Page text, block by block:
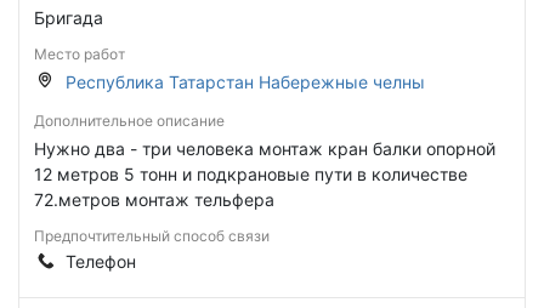
Бригада
Место работ
Республика Татарстан Набережные челны
Дополнительное описание
Нужно два - три человека монтаж кран балки опорной
12 метров 5 тонн и подкрановые пути в количестве
72.метров монтаж тельфера
Предпочтительный способ связи
Телефон